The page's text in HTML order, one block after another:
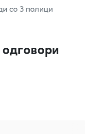
со 3 полици